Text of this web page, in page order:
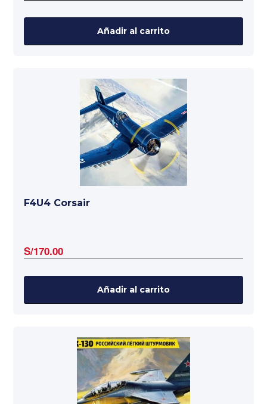
Añadir al carrito
F4U4 Corsair
S/170.00
Añadir al carrito